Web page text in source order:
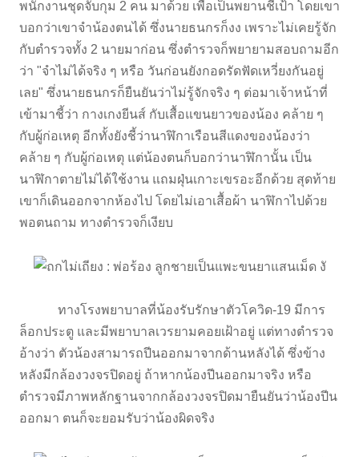
พนักงานชุดจับกุม 2 คน มาด้วย เพื่อเป็นพยานชี้เป้า โดยเขา
บอกว่าเขาจำน้องตนได้ ซึ่งนายธนกรก็งง เพราะไม่เคยรู้จัก
กับตำรวจทั้ง 2 นายมาก่อน ซึ่งตำรวจก็พยายามสอบถามอีก
ว่า "จำไม่ได้จริง ๆ หรือ วันก่อนยังกอดรัดฟัดเหวี่ยงกันอยู่
เลย" ซึ่งนายธนกรก็ยืนยันว่าไม่รู้จักจริง ๆ ต่อมาเจ้าหน้าที่
เข้ามาชี้ว่า กางเกงยีนส์ กับเสื้อแขนยาวของน้อง คล้าย ๆ
กับผู้ก่อเหตุ อีกทั้งยังชี้ว่านาฬิกาเรือนสีแดงของน้องว่า
คล้าย ๆ กับผู้ก่อเหตุ แต่น้องตนก็บอกว่านาฬิกานั้น เป็น
นาฬิกาตายไม่ได้ใช้งาน แถมฝุ่นเกาะเขรอะอีกด้วย สุดท้าย
เขาก็เดินออกจากห้องไป โดยไม่เอาเสื้อผ้า นาฬิกาไปด้วย
พอตนถาม ทางตำรวจก็เงียบ
ทางโรงพยาบาลที่น้องรับรักษาตัวโควิด-19 มีการ
ล็อกประตู และมีพยาบาลเวรยามคอยเฝ้าอยู่ แต่ทางตำรวจ
อ้างว่า ตัวน้องสามารถปีนออกมาจากด้านหลังได้ ซึ่งข้าง
หลังมีกล้องวงจรปิดอยู่ ถ้าหากน้องปีนออกมาจริง หรือ
ตำรวจมีภาพหลักฐานจากกล้องวงจรปิดมายืนยันว่าน้องปีน
ออกมา ตนก็จะยอมรับว่าน้องผิดจริง